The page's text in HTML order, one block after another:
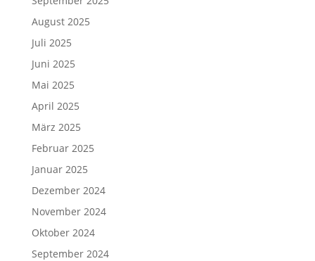
August 2025
Juli 2025
Juni 2025
Mai 2025
April 2025
März 2025
Februar 2025
Januar 2025
Dezember 2024
November 2024
Oktober 2024
September 2024